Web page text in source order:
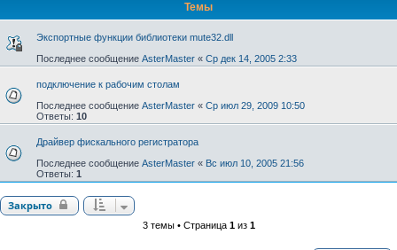
Темы
Экспортные функции библиотеки mute32.dll
Последнее сообщение AsterMaster « Ср дек 14, 2005 2:33
подключение к рабочим столам
Последнее сообщение AsterMaster « Ср июл 29, 2009 10:50
Ответы: 10
Драйвер фискального регистратора
Последнее сообщение AsterMaster « Вс июл 10, 2005 21:56
Ответы: 1
Закрыто
3 темы • Страница 1из 1